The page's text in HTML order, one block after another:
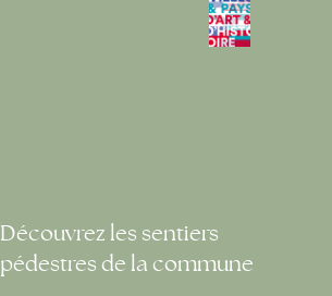
Découvrez les sentiers
pédestres de la commune